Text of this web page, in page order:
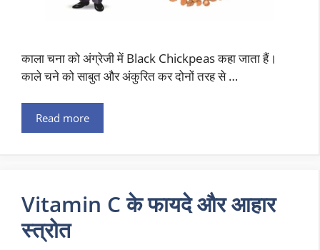
काला चना को अंग्रेजी में Black Chickpeas कहा जाता हैं।
काले चने को साबुत और अंकुरित कर दोनों तरह से …
Read more
Vitamin C के फायदे और आहार
स्त्रोत